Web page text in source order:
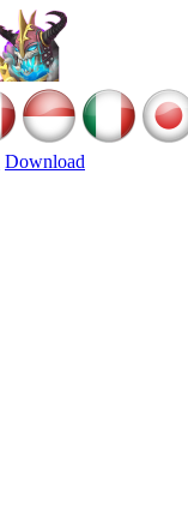
Download